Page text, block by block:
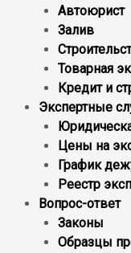
Автоюрист
Залив
Товарная
Кредит и
Экспертные
Цены на
График
Реестр
Вопрос-ответ
Законы
Образцы